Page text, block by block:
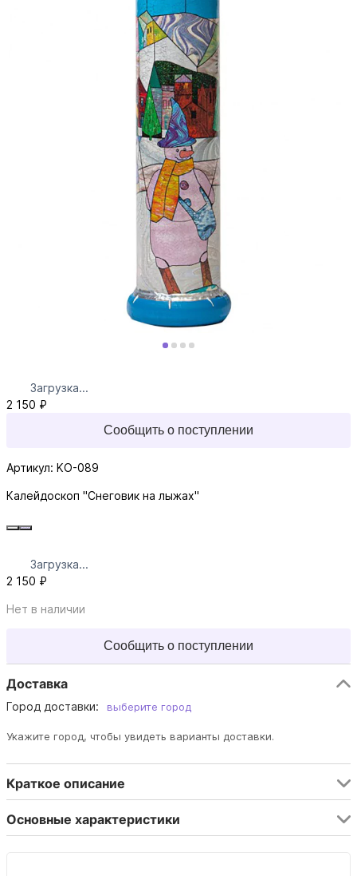
Загрузка...
2 150 ₽
Сообщить о поступлении
Артикул: KO-089
Калейдоскоп "Снеговик на лыжах"
Загрузка...
2 150 ₽
Нет в наличии
Сообщить о поступлении
Доставка
Город доставки: выберите город
Укажите город, чтобы увидеть варианты доставки.
Краткое описание
Основные характеристики